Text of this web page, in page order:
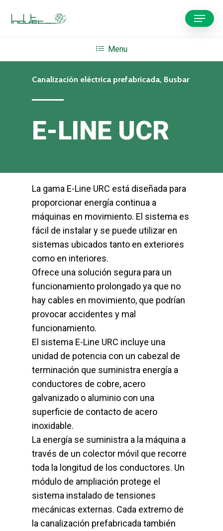
Menu
Menu
Canalización eléctrica prefabricada, Busbar
E-LINE UCR
La gama E-Line URC está diseñada para
proporcionar energía continua a
máquinas en movimiento. El sistema es
fácil de instalar y se puede utilizar en
sistemas ubicados tanto en exteriores
como en interiores.
Ofrece una solución segura para un
funcionamiento prolongado ya que no
hay cables en movimiento, que podrían
provocar accidentes y mal
funcionamiento.
El sistema E-Line URC incluye una
unidad de potencia con un cabezal de
terminación que suministra energía a
conductores de cobre, acero
galvanizado o aluminio con una
superficie de contacto de acero
inoxidable.
La energía se suministra a la máquina a
través de un colector móvil que recorre
toda la longitud de los conductores. Un
módulo de ampliación protege el
sistema instalado de tensiones
mecánicas externas. Cada extremo de
la canalización prefabricada también